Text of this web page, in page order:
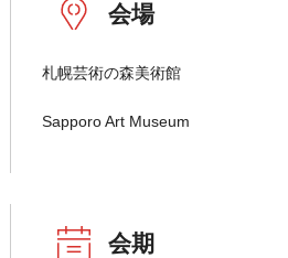
会場
札幌芸術の森美術館
Sapporo Art Museum
会期